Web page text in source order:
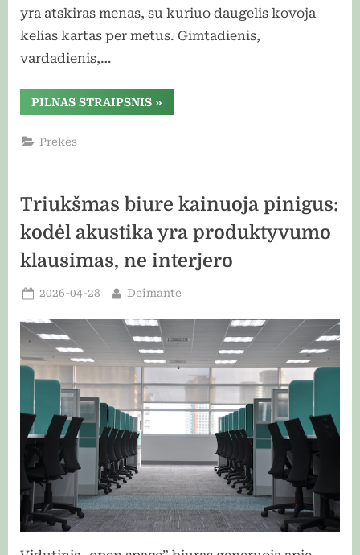
yra atskiras menas, su kuriuo daugelis kovoja
kelias kartas per metus. Gimtadienis,
vardadienis,…
PILNAS STRAIPSNIS“Dovanos
klausimas,
iš
gerai
parinkta
dovana
vyrui”
»
Prekės
Triukšmas biure kainuoja pinigus:
kodėl akustika yra produktyvumo
klausimas, ne interjero
Posted
2026-04-28 By
Deimante